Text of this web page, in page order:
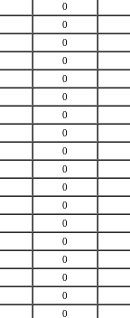
0
0
0
0
0
0
0
0
0
0
0
0
0
0
0
0
0
0